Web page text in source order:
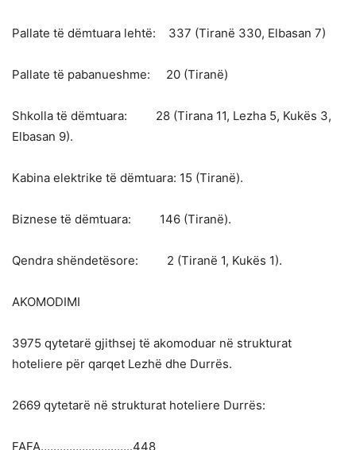
Pallate të dëmtuara lehtë: 337 (Tiranë 330, Elbasan 7)
Pallate të pabanueshme: 20 (Tiranë)
Shkolla të dëmtuara: 28 (Tirana 11, Lezha 5, Kukës 3,
Elbasan 9).
Kabina elektrike të dëmtuara: 15 (Tiranë).
Biznese të dëmtuara: 146 (Tiranë).
Qendra shëndetësore: 2 (Tiranë 1, Kukës 1).
AKOMODIMI
3975 qytetarë gjithsej të akomoduar në strukturat
hoteliere për qarqet Lezhë dhe Durrës.
2669 qytetarë në strukturat hoteliere Durrës:
FAFA………………………..448